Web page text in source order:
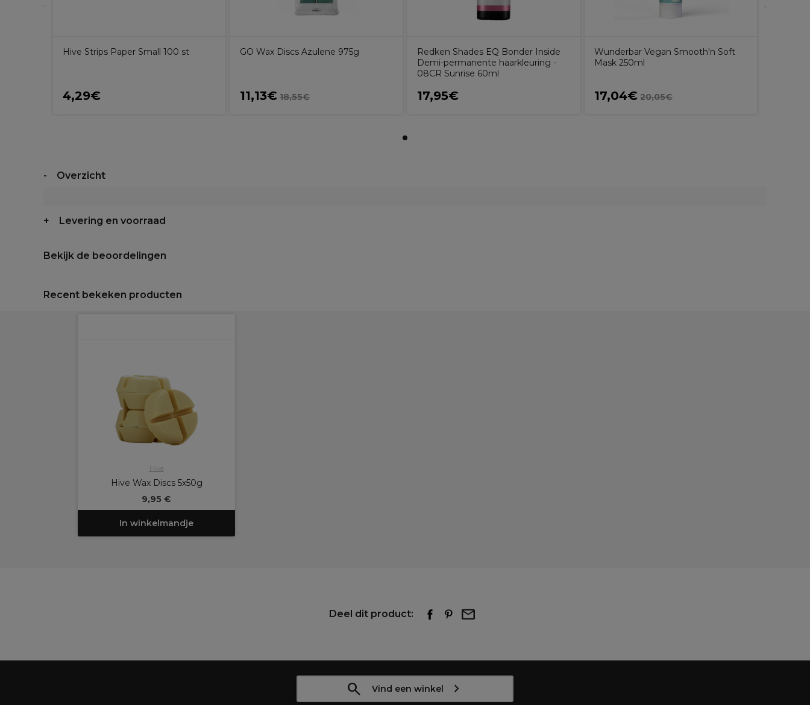
Hive Strips Paper Small 100 st
4,29€
GO Wax Discs Azulene 975g
11,13€ 18,55€
Redken Shades EQ Bonder Inside
Demi-permanente haarkleuring -
08CR Sunrise 60ml
17,95€
Wunderbar Vegan Smooth'n Soft
Mask 250ml
17,04€ 20,05€
Overzicht
Levering en voorraad
Bekijk de beoordelingen
Recent bekeken producten
Hive
Hive Wax Discs 5x50g
9,95 €
In winkelmandje
Deel dit product:
Vind een winkel